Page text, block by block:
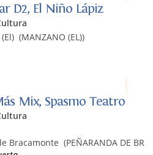
D2, El Niño Lápiz
(MANZANO (EL))
Mix, Spasmo Teatro
Bracamonte (PEÑARANDA DE